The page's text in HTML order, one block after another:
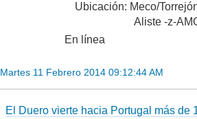
Ubicación: Meco/
Aliste -z-
En línea
Martes 11 Febrero 2014 09:12:44 AM
El Duero vierte hacia Portugal más de